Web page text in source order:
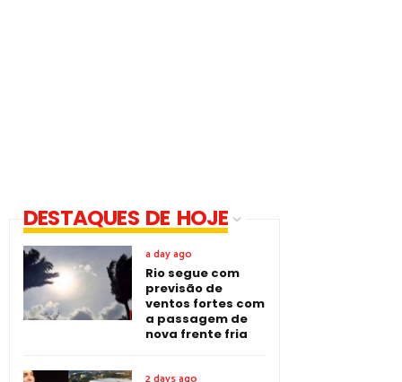
DESTAQUES DE HOJE
a day ago
Rio segue com
previsão de
ventos fortes com
a passagem de
nova frente fria